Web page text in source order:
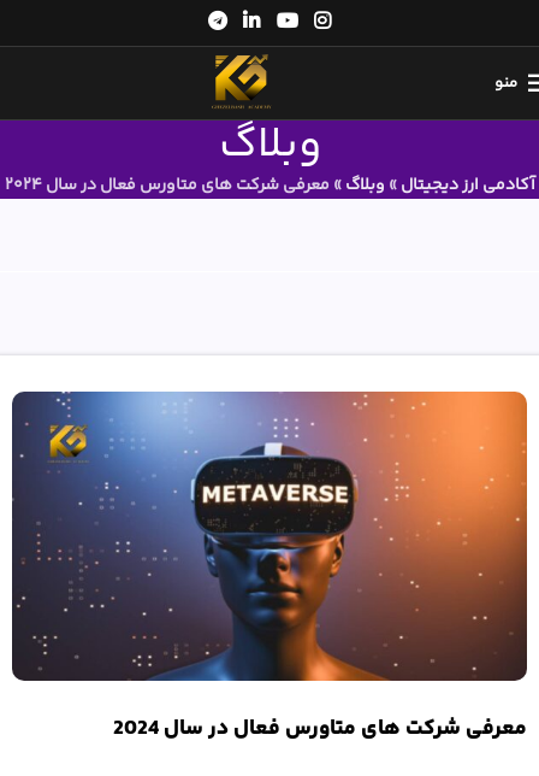
منو
وبلاگ
آکادمی ارز دیجیتال» وبلاگ» معرفی شرکت های متاورس فعال در سال 2024
معرفی شرکت های متاورس فعال در سال 2024